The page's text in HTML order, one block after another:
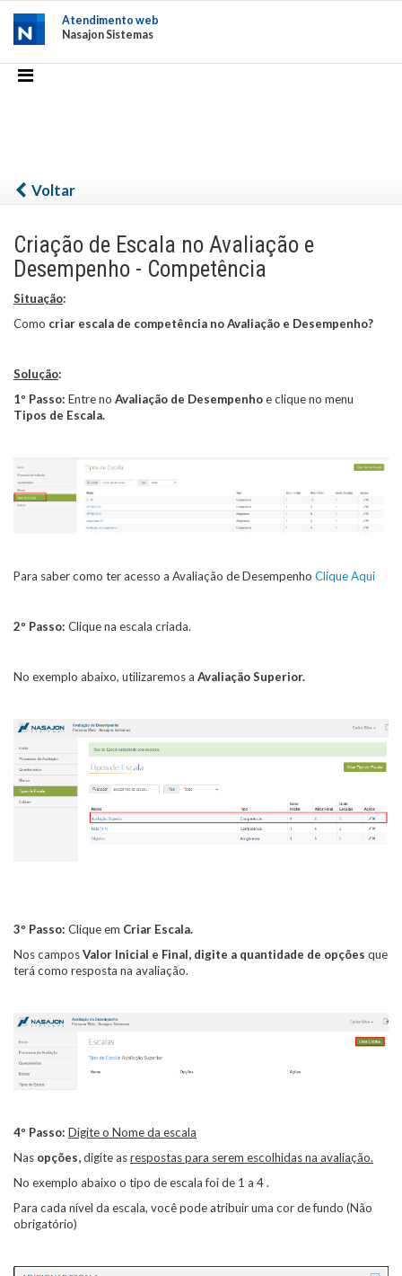
Atendimento web
Nasajon Sistemas
Voltar
Criação de Escala no Avaliação e
Desempenho - Competência
Situação:
Como criar escala de competência no Avaliação e Desempenho?
Solução:
1º Passo: Entre no Avaliação de Desempenhoe clique no menu
Tipos de Escala.
Para saber como ter acesso a Avaliação de Desempenho Clique Aqui
2º Passo: Clique na escala criada.
No exemplo abaixo, utilizaremos a Avaliação Superior.
3º Passo: Clique em Criar Escala.
Nos camposValor Inicial e Final, digite a quantidade de opções que
terá como resposta na avaliação.
4º Passo: Digite o Nome da escala
Nas opções,digite asrespostas para serem escolhidas na avaliação.
No exemplo abaixo o tipo de escala foi de 1 a 4 .
Para cada nível da escala, você pode atribuir uma cor de fundo (Não
obrigatório)